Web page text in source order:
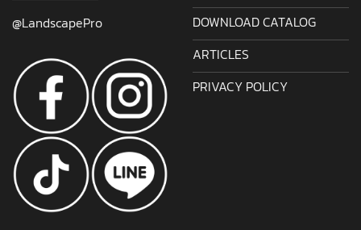
@LandscapePro
DOWNLOAD CATALOG
ARTICLES
PRIVACY POLICY